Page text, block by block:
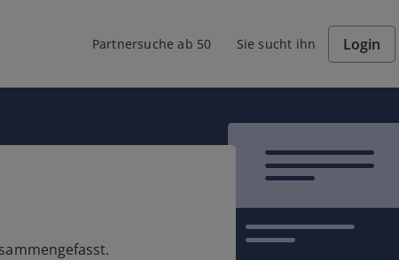
Partnersuche ab 50 Sie sucht ihn Login